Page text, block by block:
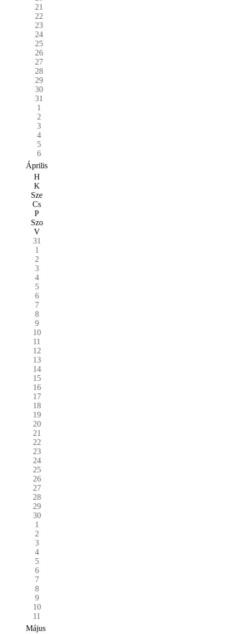
21
22
23
24
25
26
27
28
29
30
31
1
2
3
4
5
6
Április
H
K
Sze
Cs
P
Szo
V
31
1
2
3
4
5
6
7
8
9
10
11
12
13
14
15
16
17
18
19
20
21
22
23
24
25
26
27
28
29
30
1
2
3
4
5
6
7
8
9
10
11
Május